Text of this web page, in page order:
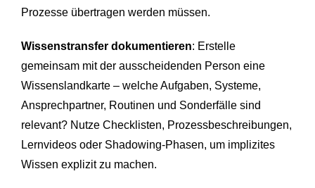
Prozesse übertragen werden müssen.
Wissenstransfer dokumentieren: Erstelle
gemeinsam mit der ausscheidenden Person eine
Wissenslandkarte – welche Aufgaben, Systeme,
Ansprechpartner, Routinen und Sonderfälle sind
relevant? Nutze Checklisten, Prozessbeschreibungen,
Lernvideos oder Shadowing-Phasen, um implizites
Wissen explizit zu machen.